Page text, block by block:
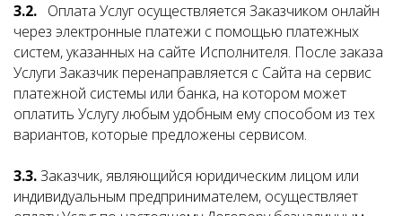
3.2. Оплата Услуг осуществляется Заказчиком онлайн
через электронные платежи с помощью платежных
систем, указанных на сайте Исполнителя. После заказа
Услуги Заказчик перенаправляется с Сайта на сервис
платежной системы или банка, на котором может
оплатить Услугу любым удобным ему способом из тех
вариантов, которые предложены сервисом.
3.3.Заказчик, являющийся юридическим лицом или
индивидуальным предпринимателем, осуществляет